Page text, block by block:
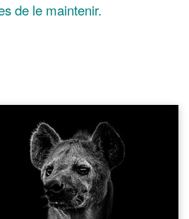
de le maintenir.